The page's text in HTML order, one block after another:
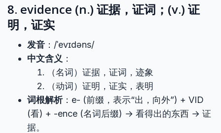
8. evidence (n.) 证据，证词；(v.) 证
明，证实
发音 ：/ˈevɪdəns/
中文含义 ：
（名词）证据，证词，迹象
（动词）证明，证实，表明
词根解析：e- (前缀，表示“出，向外”) + VID
(看) + -ence (名词后缀) → 看得出的东西 → 证
据。